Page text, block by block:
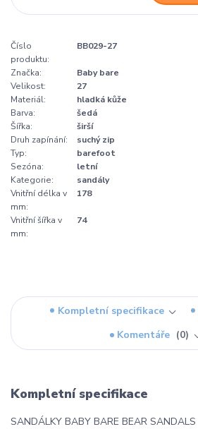
Číslo
produktu:
BB029-27
Značka:
Baby bare
Velikost:
27
Materiál:
hladká kůže
Barva:
šedá
Šířka:
širší
Druh zapínání:
suchý zip
Typ:
barefoot
Sezóna:
letní
Kategorie:
sandály
Vnitřní délka v
mm:
178
Vnitřní šířka v
mm:
74
Kompletní specifikace
Komentáře
0
Kompletní specifikace
SANDÁLKY BABY BARE BEAR SANDALS